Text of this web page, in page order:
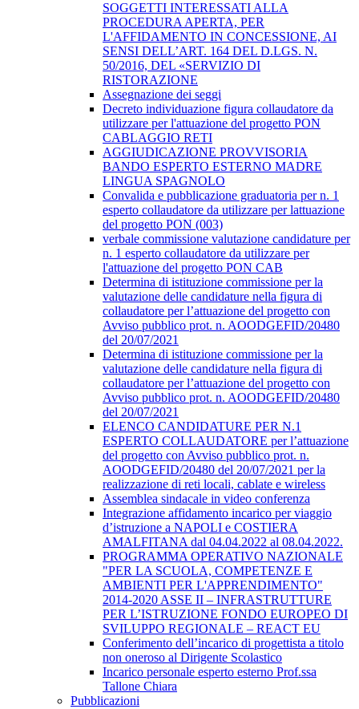
SOGGETTI INTERESSATI ALLA
PROCEDURA APERTA, PER
L'AFFIDAMENTO IN CONCESSIONE, AI
SENSI DELL’ART. 164 DEL D.LGS. N.
50/2016, DEL «SERVIZIO DI
RISTORAZIONE
Assegnazione dei seggi
Decreto individuazione figura collaudatore da
utilizzare per l'attuazione del progetto PON
CABLAGGIO RETI
AGGIUDICAZIONE PROVVISORIA
BANDO ESPERTO ESTERNO MADRE
LINGUA SPAGNOLO
Convalida e pubblicazione graduatoria per n. 1
esperto collaudatore da utilizzare per lattuazione
del progetto PON (003)
verbale commissione valutazione candidature per
n. 1 esperto collaudatore da utilizzare per
l'attuazione del progetto PON CAB
Determina di istituzione commissione per la
valutazione delle candidature nella figura di
collaudatore per l’attuazione del progetto con
Avviso pubblico prot. n. AOODGEFID/20480
del 20/07/2021
Determina di istituzione commissione per la
valutazione delle candidature nella figura di
collaudatore per l’attuazione del progetto con
Avviso pubblico prot. n. AOODGEFID/20480
del 20/07/2021
ELENCO CANDIDATURE PER N.1
ESPERTO COLLAUDATORE per l’attuazione
del progetto con Avviso pubblico prot. n.
AOODGEFID/20480 del 20/07/2021 per la
realizzazione di reti locali, cablate e wireless
Assemblea sindacale in video conferenza
Integrazione affidamento incarico per viaggio
d’istruzione a NAPOLI e COSTIERA
AMALFITANA dal 04.04.2022 al 08.04.2022.
PROGRAMMA OPERATIVO NAZIONALE
"PER LA SCUOLA, COMPETENZE E
AMBIENTI PER L'APPRENDIMENTO"
2014-2020 ASSE II – INFRASTRUTTURE
PER L’ISTRUZIONE FONDO EUROPEO DI
SVILUPPO REGIONALE – REACT EU
Conferimento dell’incarico di progettista a titolo
non oneroso al Dirigente Scolastico
Incarico personale esperto esterno Prof.ssa
Tallone Chiara
Pubblicazioni